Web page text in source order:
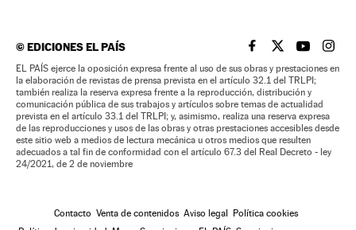
©EDICIONES EL PAÍS EL PAÍS BRASIL EN
EL PAÍSEL PAÍS
EL
EL PAÍS ejerce la oposición expresa frente al uso de sus obras y prestaciones en
la elaboración de revistas de prensa prevista en el artículo 32.1 del TRLPI;
también realiza la reserva expresa frente a la reproducción, distribución y
comunicación pública de sus trabajos y artículos sobre temas de actualidad
prevista en el artículo 33.1 del TRLPI; y, asimismo, realiza una reserva expresa
de las reproducciones y usos de las obras y otras prestaciones accesibles desde
este sitio web a medios de lectura mecánica u otros medios que resulten
adecuados a tal fin de conformidad con el artículo 67.3 del Real Decreto - ley
24/2021, de 2 de noviembre
Contacto Venta de contenidos Aviso legal Política cookies